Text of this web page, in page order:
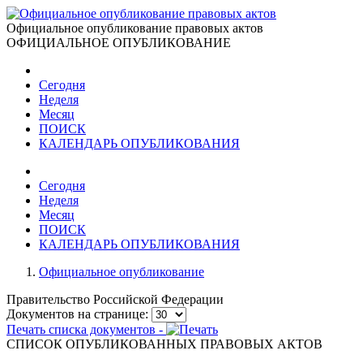
Официальное опубликование правовых актов
ОФИЦИАЛЬНОЕ ОПУБЛИКОВАНИЕ
Сегодня
Неделя
Месяц
ПОИСК
КАЛЕНДАРЬ ОПУБЛИКОВАНИЯ
Сегодня
Неделя
Месяц
ПОИСК
КАЛЕНДАРЬ ОПУБЛИКОВАНИЯ
Официальное опубликование
Правительство Российской Федерации
Документов на странице:
Печать списка документов -
СПИСОК ОПУБЛИКОВАННЫХ ПРАВОВЫХ АКТОВ